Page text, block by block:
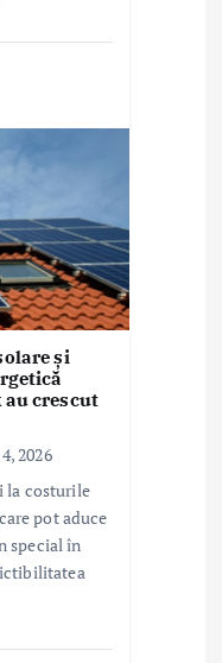
și
crescut
2026
la costurile
pot aduce
special în